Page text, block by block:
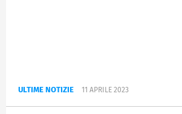
ULTIME NOTIZIE 11 APRILE 2023